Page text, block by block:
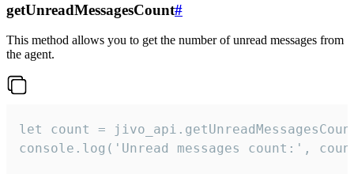
getUnreadMessagesCount#
This method allows you to get the number of unread messages from
the agent.
let count =
console.log('Unread messages count:',